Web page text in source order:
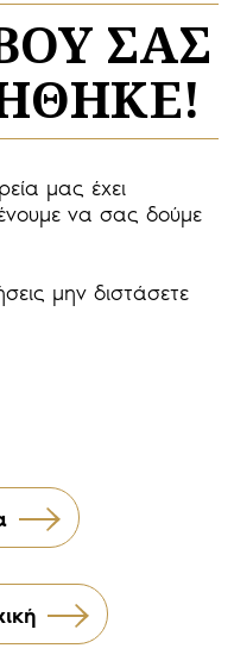
ΣΑΣ
μας έχει
να σας δούμε
μην διστάσετε